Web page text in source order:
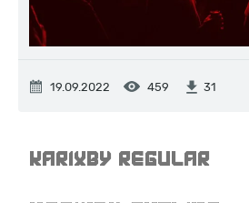
19.09.2022 459 31